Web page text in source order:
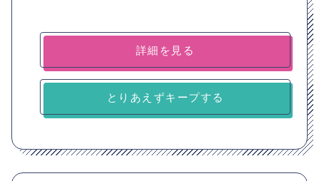
詳細を見る
とりあえずキープする